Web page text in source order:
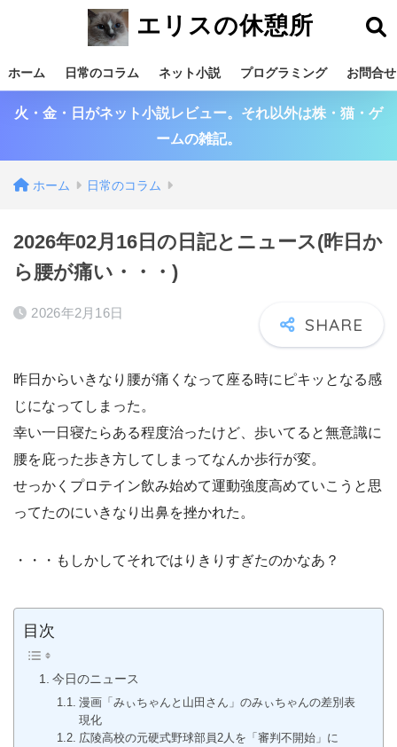
エリスの休憩所
ホーム 日常のコラム ネット小説 プログラミング お問合せ
火・金・日がネット小説レビュー。それ以外は株・猫・ゲ
ームの雑記。
ホーム 日常のコラム
2026年02月16日の日記とニュース(昨日か
ら腰が痛い・・・)
2026年2月16日
昨日からいきなり腰が痛くなって座る時にピキッとなる感
じになってしまった。
幸い一日寝たらある程度治ったけど、歩いてると無意識に
腰を庇った歩き方してしまってなんか歩行が変。
せっかくプロテイン飲み始めて運動強度高めていこうと思
ってたのにいきなり出鼻を挫かれた。
・・・もしかしてそれではりきりすぎたのかなあ？
目次
今日のニュース
漫画「みぃちゃんと山田さん」のみぃちゃんの差別表
現化
広陵高校の元硬式野球部員2人を「審判不開始」に